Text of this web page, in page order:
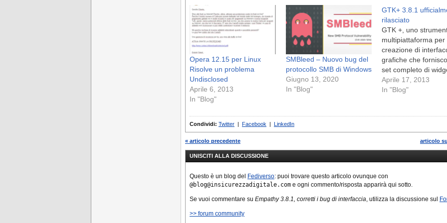
Opera 12.15 per Linux
Risolve un problema
Undisclosed
Aprile 6, 2013
In "Blog"
SMBleed – Nuovo bug del
protocollo SMB di Windows
Giugno 13, 2020
In "Blog"
GTK+ 3.8.1
rilasciato
GTK +, uno
multipiattaforma per
creazione di
grafiche che
set completo di
adatto per
suite di applicazioni,
aggiornamenti.
ora una versione
Aprile 17, 2013
In "Blog"
Condividi: Twitter | Facebook | LinkedIn
« articolo precedente articolo
UNISCITI ALLA DISCUSSIONE
Questo è un blog del Fediverso: puoi trovare questo articolo ovunque con
@blog@insicurezzadigitale.com e ogni commento/risposta apparirà qui sotto.
Se vuoi commentare su Empathy 3.8.1, corretti i bug di interfaccia , utilizza la discussione sul
>> forum community